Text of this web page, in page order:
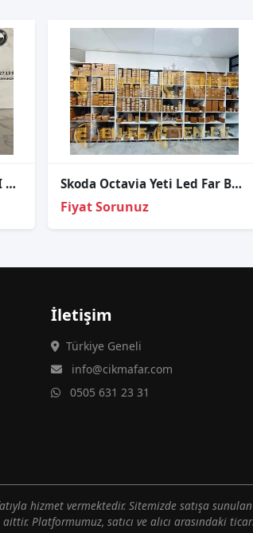
SKODA SUPERB SAĞ SİS FARI ORJİNAL Skoda Octavia Yeti Led Far Beyni 28357987 4G0907697D LTM-LL-TFL
Fiyat Sorunuz
İletişim
Türkiye Geneli
info@cikmafar.com
0505 631 23 31
hizmet vermektedir. Sitemizde satışa
Platformumuz, satıcı ve alıcı arasındaki